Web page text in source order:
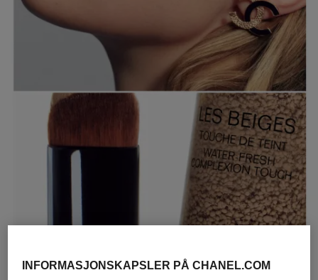
INFORMASJONSKAPSLER PÅ CHANEL.COM